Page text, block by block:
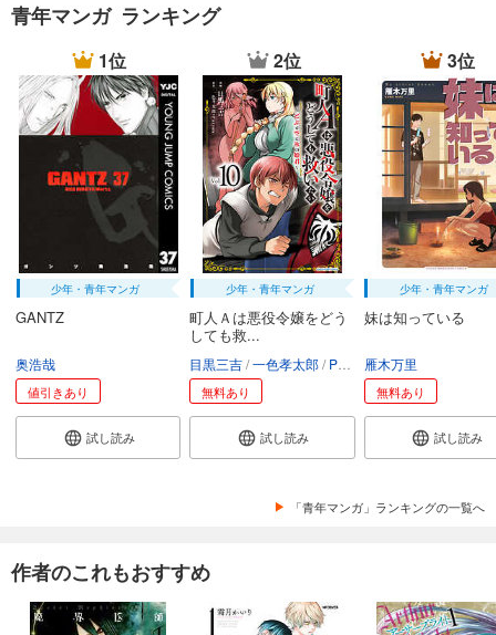
青年マンガ ランキング
1位
少年・青年マンガ
GANTZ
奥浩哉
値引きあり
試し読み
2位
少年・青年マンガ
町人Ａは悪役令嬢をどう
しても救...
目黒三吉 一色孝太郎 Parum
無料あり
試し読み
3位
少年・青年マンガ
妹は知っている
雁木万里
無料あり
試し読み
「青年マンガ」ランキングの一覧へ
作者のこれもおすすめ